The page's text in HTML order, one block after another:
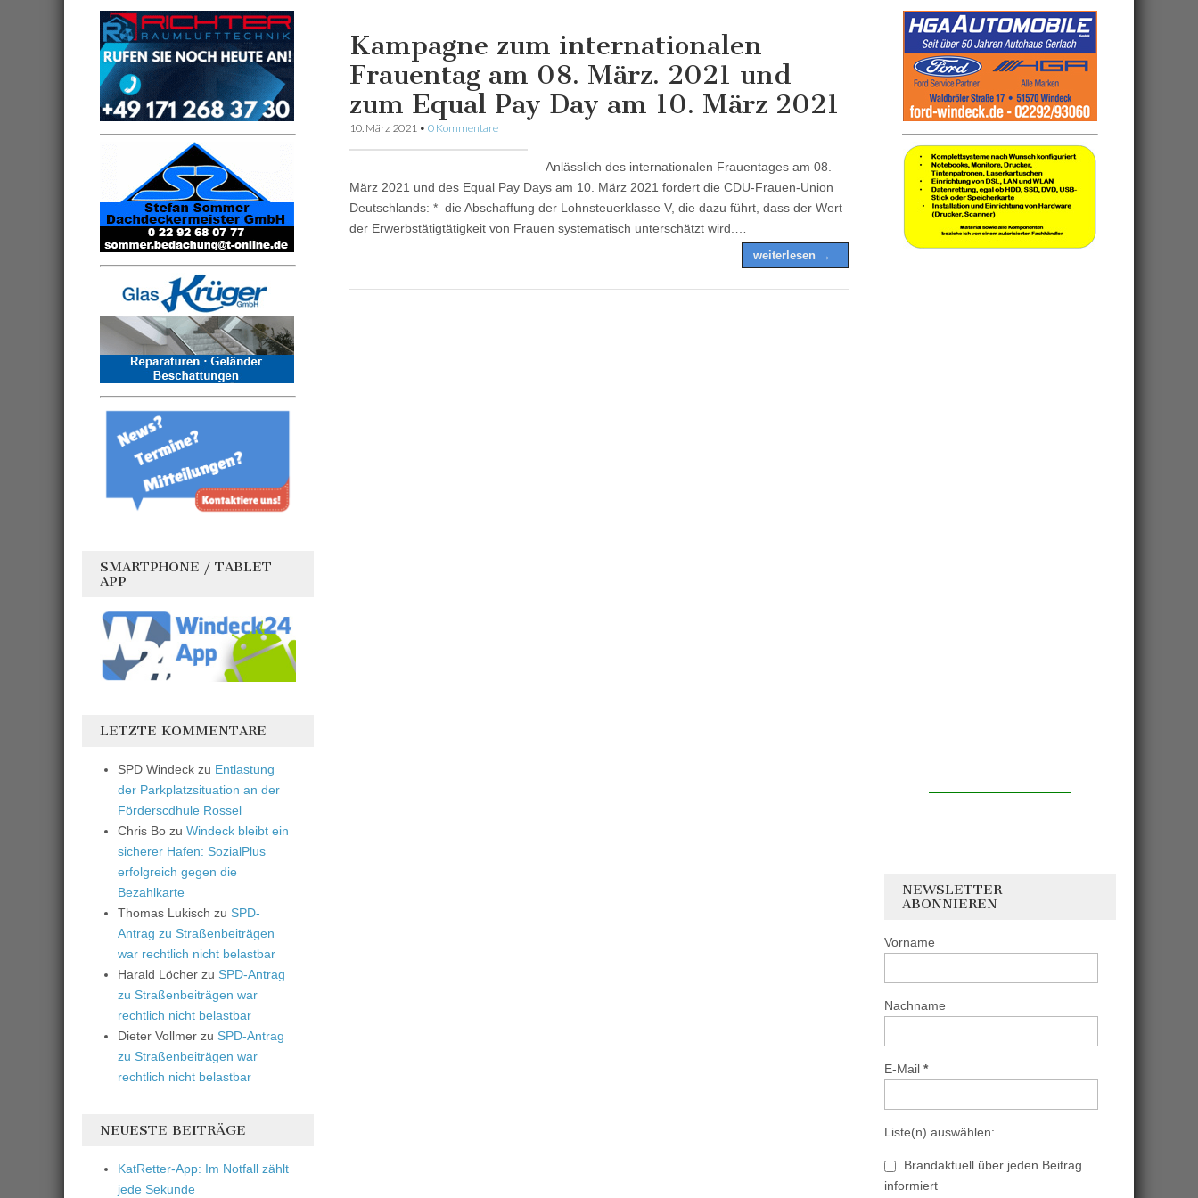
Kampagne zum internationalen
Frauentag am 08. März. 2021 und
zum Equal Pay Day am 10. März 2021
10. März 2021 • 0 Kommentare
Anlässlich des internationalen Frauentages am 08.
März 2021 und des Equal Pay Days am 10. März 2021 fordert die CDU-Frauen-Union
Deutschlands: * die Abschaffung der Lohnsteuerklasse V, die dazu führt, dass der Wert
der Erwerbstätigtätigkeit von Frauen systematisch unterschätzt wird.…
weiterlesen →
SMARTPHONE / TABLET
APP
LETZTE KOMMENTARE
SPD Windeck zu Entlastung
der Parkplatzsituation an der
Förderscdhule Rossel
Chris Bo zu Windeck bleibt ein
sicherer Hafen: SozialPlus
erfolgreich gegen die
Bezahlkarte
Thomas Lukisch zu SPD-
Antrag zu Straßenbeiträgen
war rechtlich nicht belastbar
Harald Löcher zu SPD-Antrag
zu Straßenbeiträgen war
rechtlich nicht belastbar
Dieter Vollmer zu SPD-Antrag
zu Straßenbeiträgen war
rechtlich nicht belastbar
NEUESTE BEITRÄGE
KatRetter-App: Im Notfall zählt
jede Sekunde
NEWSLETTER
ABONNIEREN
Vorname
Nachname
E-Mail *
Liste(n) auswählen:
Brandaktuell über jeden Beitrag
informiert